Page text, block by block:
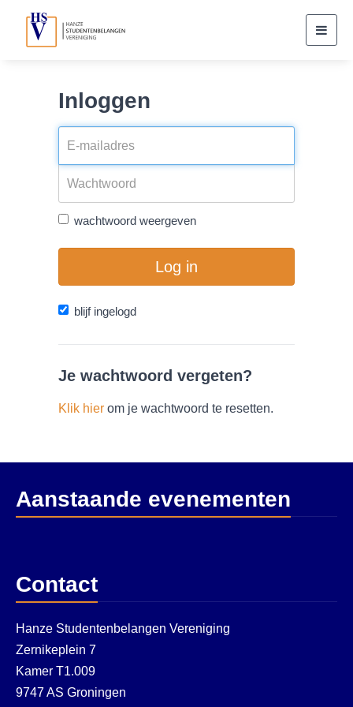
Inloggen
wachtwoord weergeven
Log in
blijf ingelogd
Je wachtwoord vergeten?
Klik hier om je wachtwoord te resetten.
Aanstaande evenementen
Contact
Hanze Studentenbelangen Vereniging
Zernikeplein 7
Kamer T1.009
9747 AS Groningen